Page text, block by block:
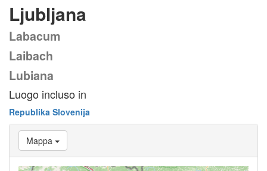
Ljubljana
Labacum
Laibach
Lubiana
Luogo incluso in
Republika Slovenija
Mappa